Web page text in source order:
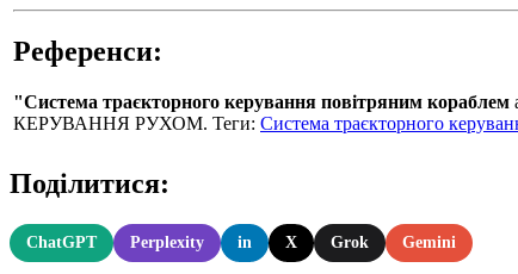
Референси:
"Система траєкторного керування повітряним кораблем
КЕРУВАННЯ РУХОМ. Теги: Система траєкторного
Поділитися:
ChatGPT Perplexity in X Grok Gemini